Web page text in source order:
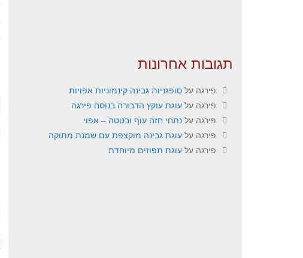
תגובות אחרונות
פירגה על סופגניות גבינה קינמוניות אפויות
פירגה על עוגת עוקץ הדבורה בנוסח פירגה
פירגה על נתחי חזה עוף ובטטה – אפוי
פירגה על עוגת גבינה מוקצפת עם שמנת מתוקה
פירגה על עוגת תפוזים מיוחדת